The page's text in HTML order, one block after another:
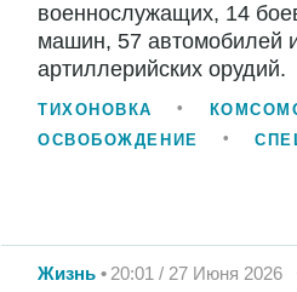
военнослужащих, 14
машин, 57 автомобилей
артиллерийских орудий.
ТИХОНОВКА
ОСВОБОЖДЕНИЕ
Жизнь 20:01 / 27 Июня 2026